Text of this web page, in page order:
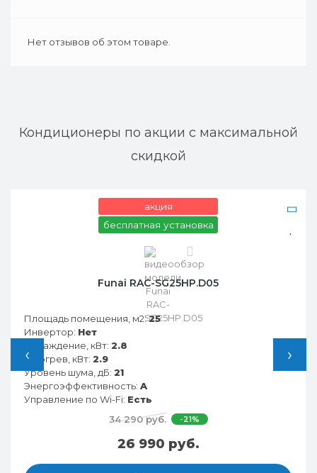
Нет отзывов об этом товаре.
Кондиционеры по акции с максимальной
скидкой
‹
акция
бесплатная установка
Funai RAC-SG25HP.D05
Площадь помещения, м2:25
Инвертор: Нет
Охлаждение, кВт: 2.8
Обогрев, кВт: 2.9
Уровень шума, дБ: 21
Энергоэффективность: A
Управление по Wi-Fi: Есть
34 290 руб.
-21%
26 990 руб.
›